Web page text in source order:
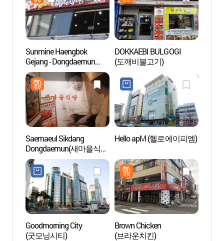
Sunmine Haengbok
Gejang - Dongdaemun
Branch (순미네행복게장
동대문)
DOKKAEBI BULGOGI
(도깨비불고기)
Saemaeul Sikdang
Dongdaemun(새마을식당
동대문)
Hello apM (헬로에이피엠)
Goodmorning City
(굿모닝시티)
Brown Chicken
(브라운치킨)